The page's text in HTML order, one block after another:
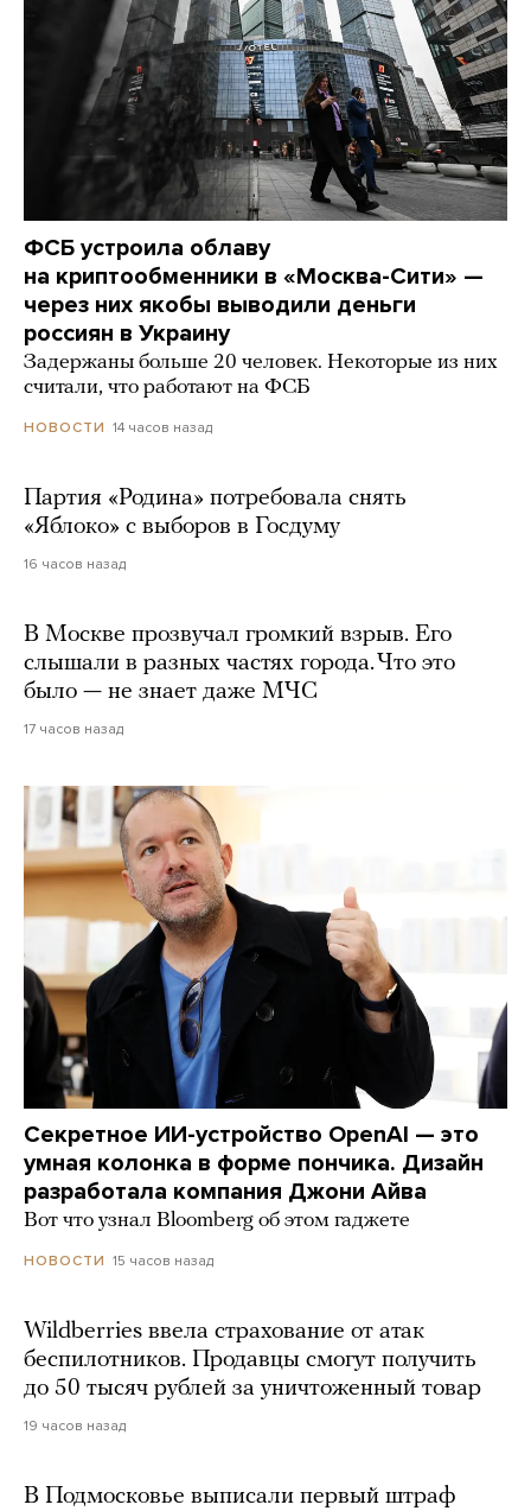
ФСБ устроила облаву
на криптообменники в «Москва-Сити» —
через них якобы выводили деньги
россиян в Украину
Задержаны больше 20 человек. Некоторые из них
считали, что работают на ФСБ
НОВОСТИ 14 часов назад
Партия «Родина» потребовала снять
«Яблоко» с выборов в Госдуму
16 часов назад
В Москве прозвучал громкий взрыв. Его
слышали в разных частях города. Что это
было — не знает даже МЧС
17 часов назад
Секретное ИИ-устройство OpenAI — это
умная колонка в форме пончика. Дизайн
разработала компания Джони Айва
Вот что узнал Bloomberg об этом гаджете
НОВОСТИ 15 часов назад
Wildberries ввела страхование от атак
беспилотников. Продавцы смогут получить
до 50 тысяч рублей за уничтоженный товар
19 часов назад
В Подмосковье выписали первый штраф